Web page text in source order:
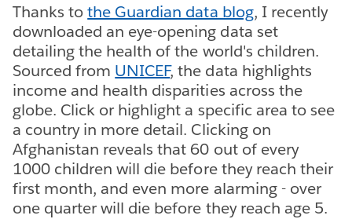
Thanks tothe Guardian data blog, I recently
downloaded an eye-opening data set
detailing the health of the world's children.
Sourced from UNICEF, the data highlights
income and health disparities across the
globe. Click or highlight a specific area to see
a country in more detail. Clicking on
Afghanistan reveals that 60 out of every
1000 children will die before they reach their
first month, and even more alarming - over
one quarter will die before they reach age 5.